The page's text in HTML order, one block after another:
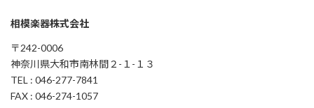
相模楽器株式会社
〒242-0006
神奈川県大和市南林間２-１-１３
TEL : 046-277-7841
FAX : 046-274-1057